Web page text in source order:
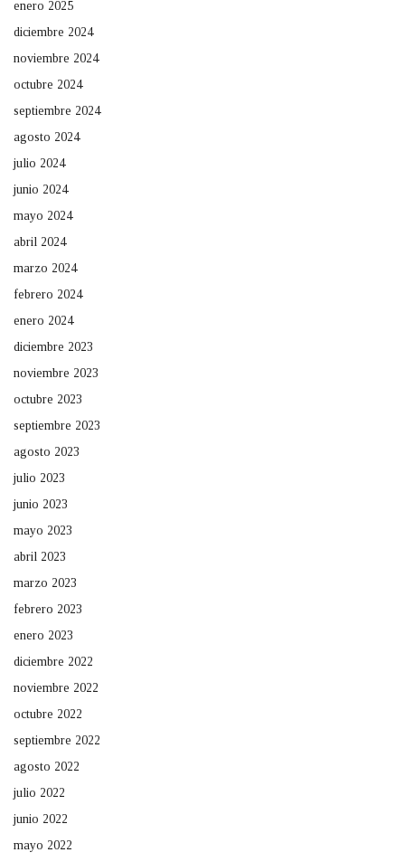
enero 2025
diciembre 2024
noviembre 2024
octubre 2024
septiembre 2024
agosto 2024
julio 2024
junio 2024
mayo 2024
abril 2024
marzo 2024
febrero 2024
enero 2024
diciembre 2023
noviembre 2023
octubre 2023
septiembre 2023
agosto 2023
julio 2023
junio 2023
mayo 2023
abril 2023
marzo 2023
febrero 2023
enero 2023
diciembre 2022
noviembre 2022
octubre 2022
septiembre 2022
agosto 2022
julio 2022
junio 2022
mayo 2022